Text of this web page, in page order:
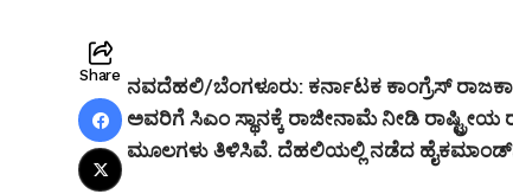
Share ನವದೆಹಲಿ/ಬೆಂಗಳೂರು: ಕರ್ನಾಟಕ ಕಾಂಗ್ರೆಸ್
ಅವರಿಗೆ ಸಿಎಂ ಸ್ಥಾನಕ್ಕೆ ರಾಜೀನಾಮೆ ನೀಡಿ
ಮೂಲಗಳು ತಿಳಿಸಿವೆ. ದೆಹಲಿಯಲ್ಲಿ ನಡೆದ